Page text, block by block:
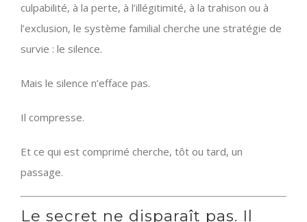
culpabilité, à la perte, à l’illégitimité, à la trahison ou à
l’exclusion, le système familial cherche une stratégie de
survie : le silence.
Mais le silence n’efface pas.
Il compresse.
Et ce qui est comprimé cherche, tôt ou tard, un
passage.
Le secret ne disparaît pas. Il